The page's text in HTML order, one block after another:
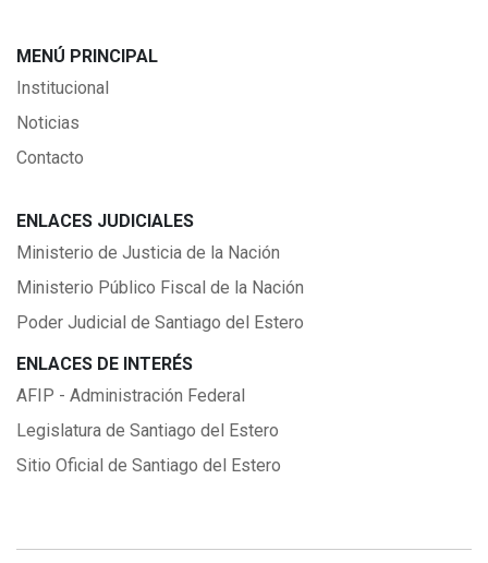
MENÚ PRINCIPAL
Institucional
Noticias
Contacto
ENLACES JUDICIALES
Ministerio de Justicia de la Nación
Ministerio Público Fiscal de la Nación
Poder Judicial de Santiago del Estero
ENLACES DE INTERÉS
AFIP - Administración Federal
Legislatura de Santiago del Estero
Sitio Oficial de Santiago del Estero